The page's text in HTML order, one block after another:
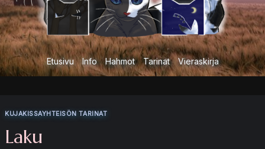
Etusivu Info Hahmot Tarinat Vieraskirja
KUJAKISSAYHTEISÖN TARINAT
Laku